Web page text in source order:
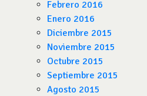
Febrero 2016
Enero 2016
Diciembre 2015
Noviembre 2015
Octubre 2015
Septiembre 2015
Agosto 2015